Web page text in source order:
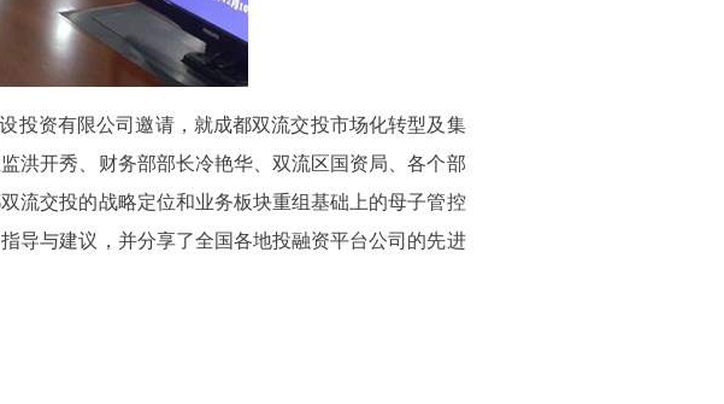
投资有限公司邀请，就成都双流交投市场化转型及集
洪开秀、财务部部长冷艳华、双流区国资局、各个部
流交投的战略定位和业务板块重组基础上的母子管控
导与建议，并分享了全国各地投融资平台公司的先进